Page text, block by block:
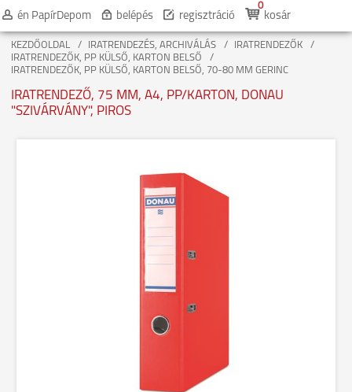
én PapírDepom belépés regisztráció kosár
0
KEZDŐOLDAL IRATRENDEZÉS, ARCHIVÁLÁS
IRATRENDEZŐK
IRATRENDEZŐK, PP KÜLSŐ, KARTON BELSŐ
IRATRENDEZŐK, PP KÜLSŐ, KARTON BELSŐ, 70-80 MM GERINC
IRATRENDEZŐ, 75 MM, A4, PP/KARTON, DONAU
"SZIVÁRVÁNY", PIROS